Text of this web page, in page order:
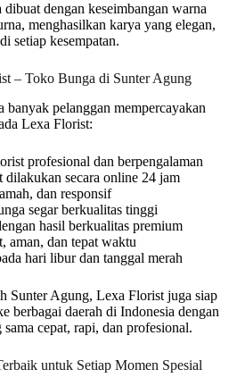
dibuat dengan keseimbangan warna
menghasilkan karya yang elegan,
setiap kesempatan.
– Toko Bunga di Sunter Agung
banyak pelanggan mempercayakan
Lexa Florist:
profesional dan berpengalaman
dilakukan secara online 24 jam
dan responsif
segar berkualitas tinggi
hasil berkualitas premium
aman, dan tepat waktu
hari libur dan tanggal merah
Sunter Agung, Lexa Florist juga siap
berbagai daerah di Indonesia dengan
cepat, rapi, dan profesional.
untuk Setiap Momen Spesial